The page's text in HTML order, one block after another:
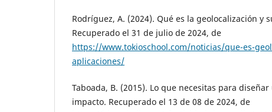
Rodríguez, A. (2024). Qué es la geolocalización y
Recuperado el 31 de julio de 2024, de
https://www.tokioschool.com/noticias/que-es-
aplicaciones/
Taboada, B. (2015). Lo que necesitas para
impacto. Recuperado el 13 de 08 de 2024, de